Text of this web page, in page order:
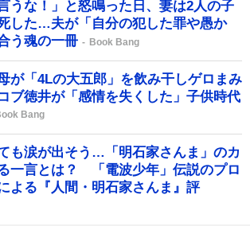
うな！」と怒鳴った日、妻は2人の子
した…夫が「自分の犯した罪や愚か
う魂の一冊
Book Bang
が「4Lの大五郎」を飲み干しゲロまみ
ブ徳井が「感情を失くした」子供時代
Bang
も涙が出そう…「明石家さんま」のカ
一言とは？ 「電波少年」伝説のプロ
よる『人間・明石家さんま』評